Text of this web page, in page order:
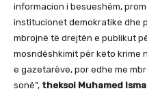
informacion i besueshëm,
institucionet demokratike dhe
mbrojnë të drejtën e publikut
mosndëshkimit për këto krime
e gazetarëve, por edhe me
sonë”, theksoi Muhamed